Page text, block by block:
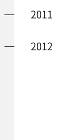
2011
2012